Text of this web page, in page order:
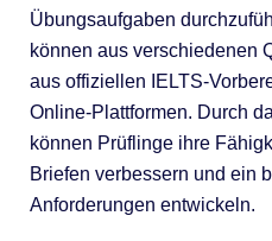
Übungsaufgaben
können aus verschiedenen
aus offiziellen IELTS-
Online-Plattformen. Durch
können Prüflinge ihre
Briefen verbessern und ein
Anforderungen entwickeln.